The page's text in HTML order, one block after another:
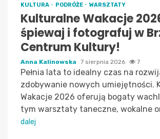
KULTURA PODRÓŻE WARSZTATY
Kulturalne Wakacje
śpiewaj i fotografuj w
Centrum Kultury!
Anna Kalinowska 7 sierpnia 2026 7
Pełnia lata to idealny czas na
zdobywanie nowych umiejętności.
Wakacje 2026 oferują bogaty
tym warsztaty taneczne, wokalne
dalej